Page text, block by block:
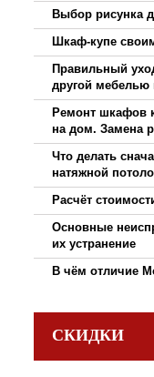
Выбор рисунка
Шкаф-купе
Правильный
другой мебелью
Ремонт шкафов
на дом. Замена
Что делать
натяжной
Расчёт
Основные
их устранение
В чём отличие
СКИДКИ